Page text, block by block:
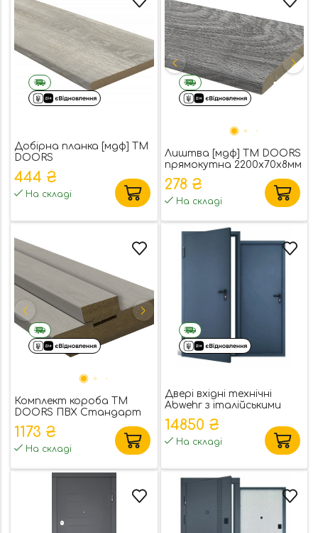
Добірна планка [мдф] ТМ
DOORS
444 ₴
На складі
Лиштва [мдф] ТМ DOORS
прямокутна 2200х70х8мм
278 ₴
На складі
Комплект короба ТМ
DOORS ПВХ Стандарт
(міжкімнатний)
1173 ₴
На складі
Двері вхідні технічні
Abwehr з італійськими
самодовідними петлями
TD
14850 ₴
На складі